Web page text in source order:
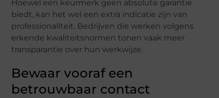
Hoewel een keurmerk geen absolute garantie
biedt, kan het wel een extra indicatie zijn van
professionaliteit. Bedrijven die werken volgens
erkende kwaliteitsnormen tonen vaak meer
transparantie over hun werkwijze.
Bewaar vooraf een
betrouwbaar contact